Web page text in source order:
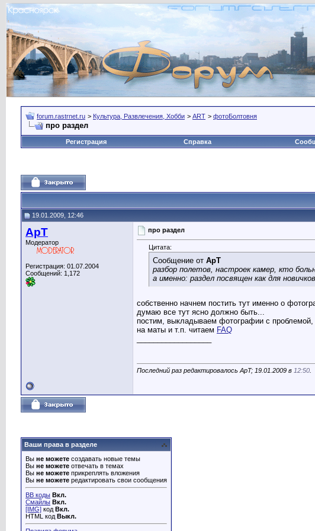
forum.rastrnet.ru > Культура, Развлечения, Хобби > ART > фотоБолтовня
про раздел
Регистрация
Справка
19.01.2009, 12:46
ApT
Модератор
Регистрация: 01.07.2004
Сообщений: 1,172
про раздел
Цитата:
Сообщение от ApT
разбор полетов, настроек камер, кто
а именно: раздел посвящен как для
собственно начнем постить тут именно о
думаю все тут ясно должно быть...
постим, выкладываем фотографии с проблемой,
на маты и т.п. читаем FAQ
Последний раз редактировалось ApT; 19.01.2009 в 12:50
Ваши права в разделе
Вы не можете создавать новые темы
Вы не можете отвечать в темах
Вы не можете прикреплять вложения
Вы не можете редактировать свои сообщения
BB коды Вкл.
Смайлы Вкл.
[IMG] код Вкл.
HTML код Выкл.